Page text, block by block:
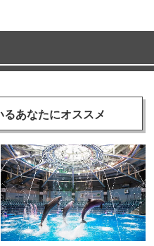
るあなたにオススメ